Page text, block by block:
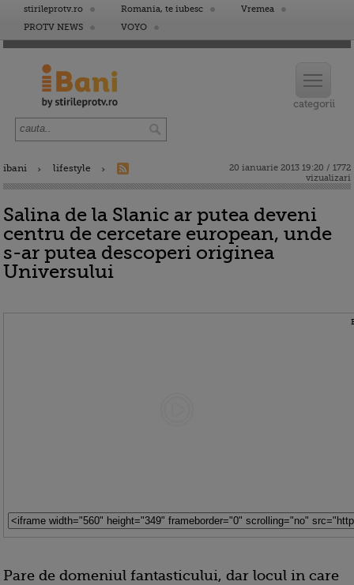
stirileprotv.ro Romania, te iubesc
Vremea
PROTV NEWS
VOYO
ibani lifestyle
20 ianuarie 2013 19:20 / 1772
vizualizari
Salina de la Slanic ar putea deveni
centru de cercetare european, unde
s-ar putea descoperi originea
Universului
Pare de domeniul fantasticului, dar locul in care